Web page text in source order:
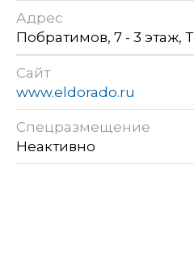
Адрес
Побратимов, 7 - 3 этаж,
Сайт
www.eldorado.ru
Спецразмещение
Неактивно